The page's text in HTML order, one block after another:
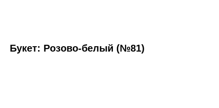
Букет: Розово-белый (№81)